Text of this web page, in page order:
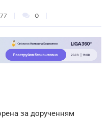
0
за дорученням